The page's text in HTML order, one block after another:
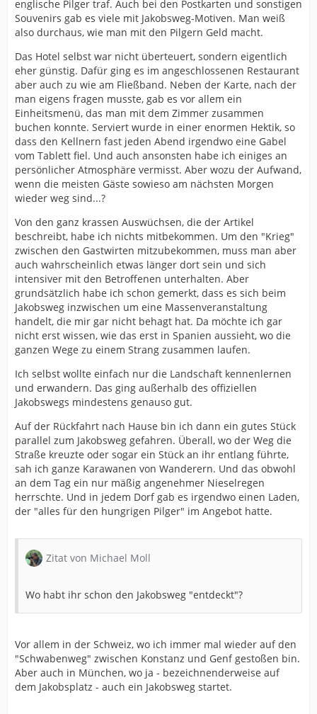
englische Pilger traf. Auch bei den Postkarten und sonstigen
Souvenirs gab es viele mit Jakobsweg-Motiven. Man weiß
also durchaus, wie man mit den Pilgern Geld macht.
Das Hotel selbst war nicht überteuert, sondern eigentlich
eher günstig. Dafür ging es im angeschlossenen Restaurant
aber auch zu wie am Fließband. Neben der Karte, nach der
man eigens fragen musste, gab es vor allem ein
Einheitsmenü, das man mit dem Zimmer zusammen
buchen konnte. Serviert wurde in einer enormen Hektik, so
dass den Kellnern fast jeden Abend irgendwo eine Gabel
vom Tablett fiel. Und auch ansonsten habe ich einiges an
persönlicher Atmosphäre vermisst. Aber wozu der Aufwand,
wenn die meisten Gäste sowieso am nächsten Morgen
wieder weg sind...?
Von den ganz krassen Auswüchsen, die der Artikel
beschreibt, habe ich nichts mitbekommen. Um den "Krieg"
zwischen den Gastwirten mitzubekommen, muss man aber
auch wahrscheinlich etwas länger dort sein und sich
intensiver mit den Betroffenen unterhalten. Aber
grundsätzlich habe ich schon gemerkt, dass es sich beim
Jakobsweg inzwischen um eine Massenveranstaltung
handelt, die mir gar nicht behagt hat. Da möchte ich gar
nicht erst wissen, wie das erst in Spanien aussieht, wo die
ganzen Wege zu einem Strang zusammen laufen.
Ich selbst wollte einfach nur die Landschaft kennenlernen
und erwandern. Das ging außerhalb des offiziellen
Jakobswegs mindestens genauso gut.
Auf der Rückfahrt nach Hause bin ich dann ein gutes Stück
parallel zum Jakobsweg gefahren. Überall, wo der Weg die
Straße kreuzte oder sogar ein Stück an ihr entlang führte,
sah ich ganze Karawanen von Wanderern. Und das obwohl
an dem Tag ein nur mäßig angenehmer Nieselregen
herrschte. Und in jedem Dorf gab es irgendwo einen Laden,
der "alles für den hungrigen Pilger" im Angebot hatte.
Zitat von Michael Moll
Wo habt ihr schon den Jakobsweg "entdeckt"?
Vor allem in der Schweiz, wo ich immer mal wieder auf den
"Schwabenweg" zwischen Konstanz und Genf gestoßen bin.
Aber auch in München, wo ja - bezeichnenderweise auf
dem Jakobsplatz - auch ein Jakobsweg startet.